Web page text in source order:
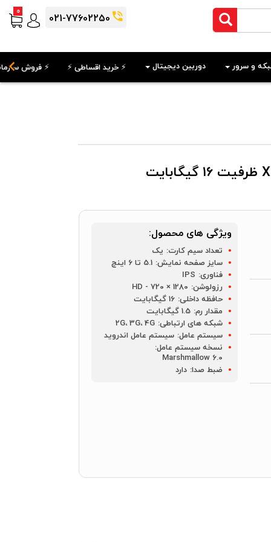
0
021-77602250
و سرور دوربین دیجیتال ⚡️ خرید اقساطی ⚡️ ⚡️ فروش
ویژگی های محصول:
تعداد سیم کارت: یک
سایز صفحه نمایش: 5.1 تا 6 اینچ
فناوری: IPS
رزولوشن: 1280 × HD - 720
حافظه داخلی: 16 گیگابایت
مقدار رم: 1.5 گیگابایت
شبکه های ارتباطی: 2G، 3G، 4G
سیستم عامل: سیستم عامل اندروید
نسخه سیستم عامل:
Marshmallow 6.0
ضبط صدا: دارد